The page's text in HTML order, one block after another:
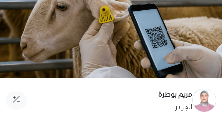
مريم بوطرة
الجزائر